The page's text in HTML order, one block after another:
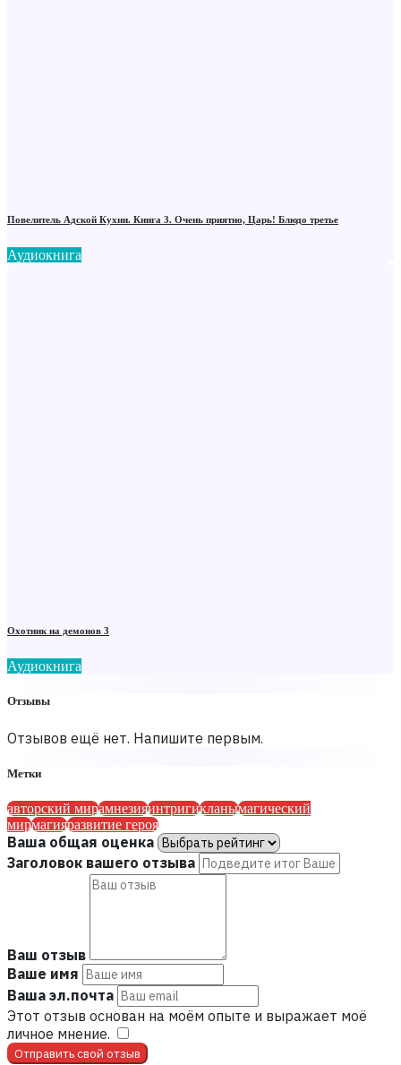
Повелитель Адской Кухни. Книга 3. Очень приятно, Царь! Блюдо третье
Аудиокнига
Охотник на демонов 3
Аудиокнига
Отзывы
Отзывов ещё нет. Напишите первым.
Метки
авторский мирамнезияинтригикланымагический
мирмагияразвитие героя
Ваша общая оценка
Заголовок вашего отзыва
Ваш отзыв
Ваше имя
Ваша эл.почта
Этот отзыв основан на моём опыте и выражает моё
личное мнение.
Отправить свой отзыв